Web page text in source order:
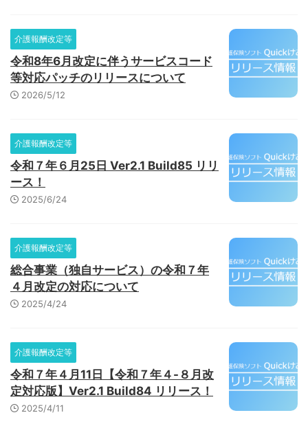
介護報酬改定等
令和8年6月改定に伴うサービスコード
等対応パッチのリリースについて
2026/5/12
介護報酬改定等
令和７年６月25日 Ver2.1 Build85 リリ
ース！
2025/6/24
介護報酬改定等
総合事業（独自サービス）の令和７年
４月改定の対応について
2025/4/24
介護報酬改定等
令和７年４月11日【令和７年４-８月改
定対応版】Ver2.1 Build84 リリース！
2025/4/11